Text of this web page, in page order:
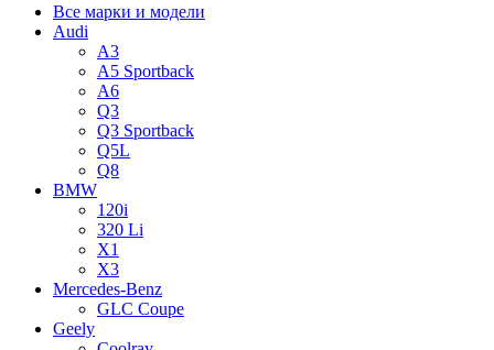
Все марки и модели
Audi
A3
A5 Sportback
A6
Q3
Q3 Sportback
Q5L
Q8
BMW
120i
320 Li
X1
X3
Mercedes-Benz
GLC Coupe
Geely